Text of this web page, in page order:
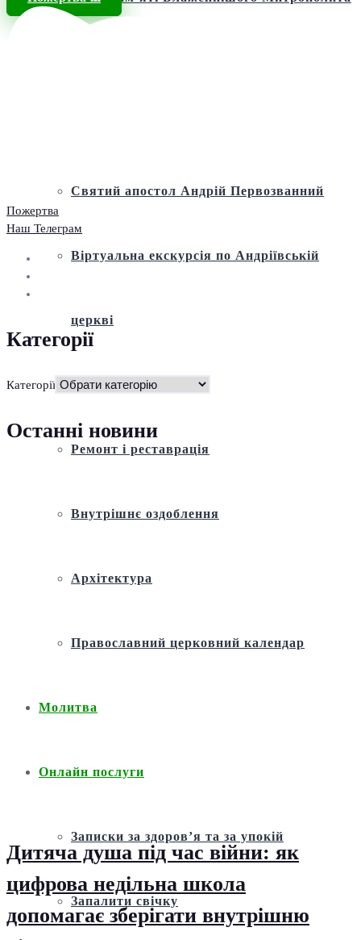
Святий апостол Андрій Первозванний
Віртуальна екскурсія по Андріївській
церкві
Історія
Ремонт і реставрація
Внутрішнє оздоблення
Архітектура
Православний церковний календар
Молитва
Онлайн послуги
Записки за здоров’я та за упокій
Запалити свічку
Пожертва
Наш Телеграм
Категорії
Категорії
Останні новини
Дитяча душа під час війни: як
цифрова недільна школа
допомагає зберігати внутрішню